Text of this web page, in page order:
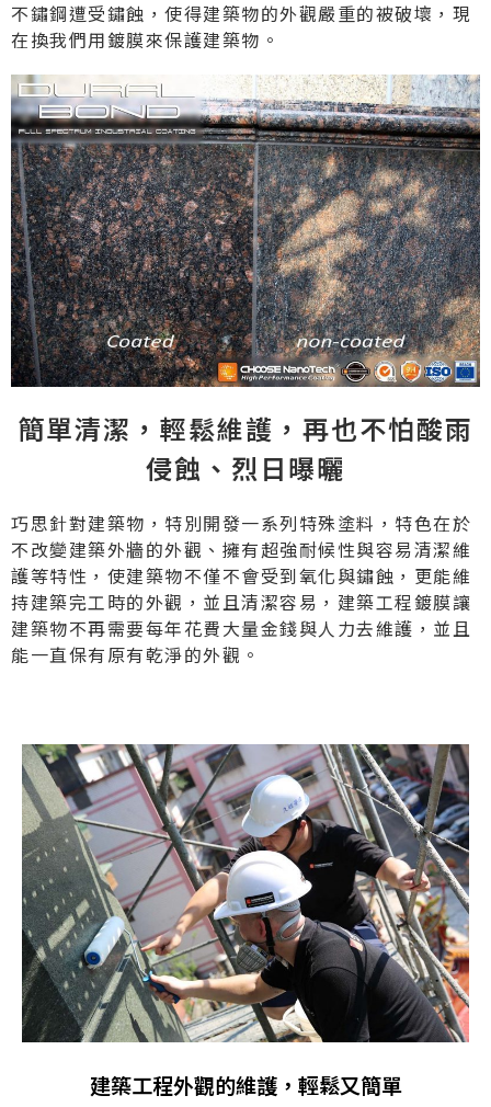
不鏽鋼遭受鏽蝕，使得建築物的外觀嚴重的被破壞，現
在換我們用鍍膜來保護建築物。
簡單清潔，輕鬆維護，再也不怕酸雨
侵蝕、烈日曝曬​
巧思針對建築物，特別開發一系列特殊塗料，特色在於
不改變建築外牆的外觀、擁有超強耐候性與容易清潔維
護等特性，使建築物不僅不會受到氧化與鏽蝕，更能維
持建築完工時的外觀，並且清潔容易，建築工程鍍膜讓
建築物不再需要每年花費大量金錢與人力去維護，並且
能一直保有原有乾淨的外觀。
建築工程外觀的維護，輕鬆又簡單